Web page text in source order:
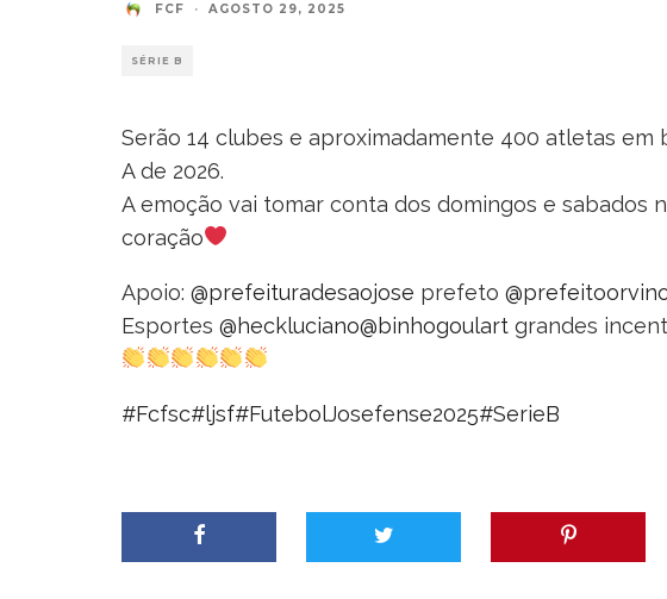
FCF · AGOSTO 29, 2025
SÉRIE B
Serão 14 clubes e aproximadamente 400 atletas em
A de 2026.
A emoção vai tomar conta dos domingos e sabados
coração
Apoio: @prefeituradesaojose prefeto
Esportes @heckluciano@binhogoulart grandes
#Fcfsc#ljsf#FutebolJosefense2025#SerieB